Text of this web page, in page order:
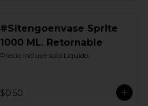
#Sitengoenvase Sprite
1000 ML. Retornable
Precio incluye solo Liquido
$0.50